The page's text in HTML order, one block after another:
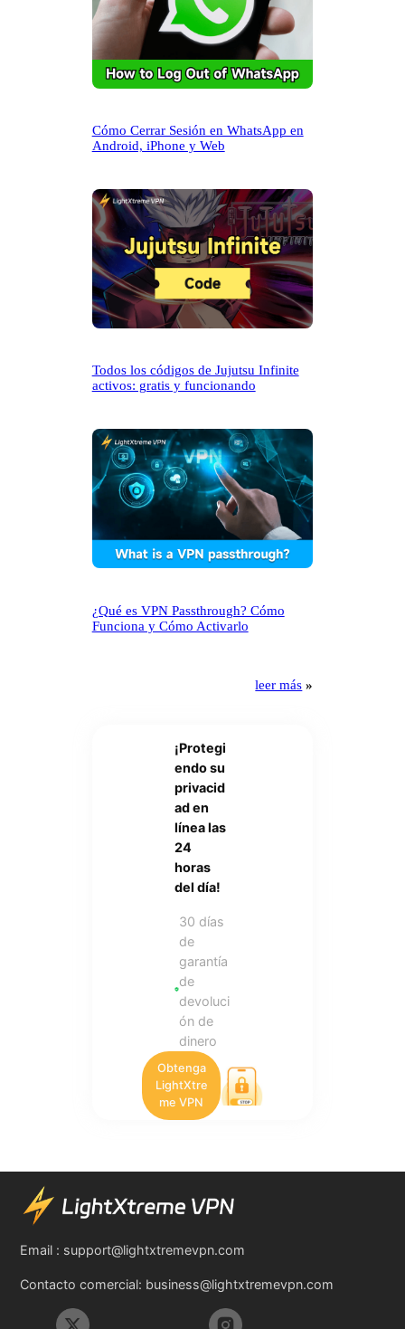
Cómo Cerrar Sesión en WhatsApp en
Android, iPhone y Web
Todos los códigos de Jujutsu Infinite
activos: gratis y funcionando
¿Qué es VPN Passthrough? Cómo
Funciona y Cómo Activarlo
leer más »
¡Protegi
endo su
privacid
ad en
línea las
24
horas
del día!
30 días
de
garantía
de
devoluci
ón de
dinero
Obtenga
LightXtre
me VPN
Email : support@lightxtremevpn.com
Contacto comercial: business@lightxtremevpn.com